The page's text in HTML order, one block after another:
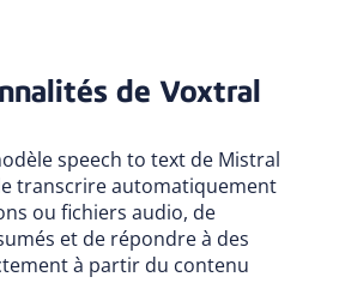
de Voxtral
speech to text de Mistral
transcrire automatiquement
ou fichiers audio, de
et de répondre à des
à partir du contenu